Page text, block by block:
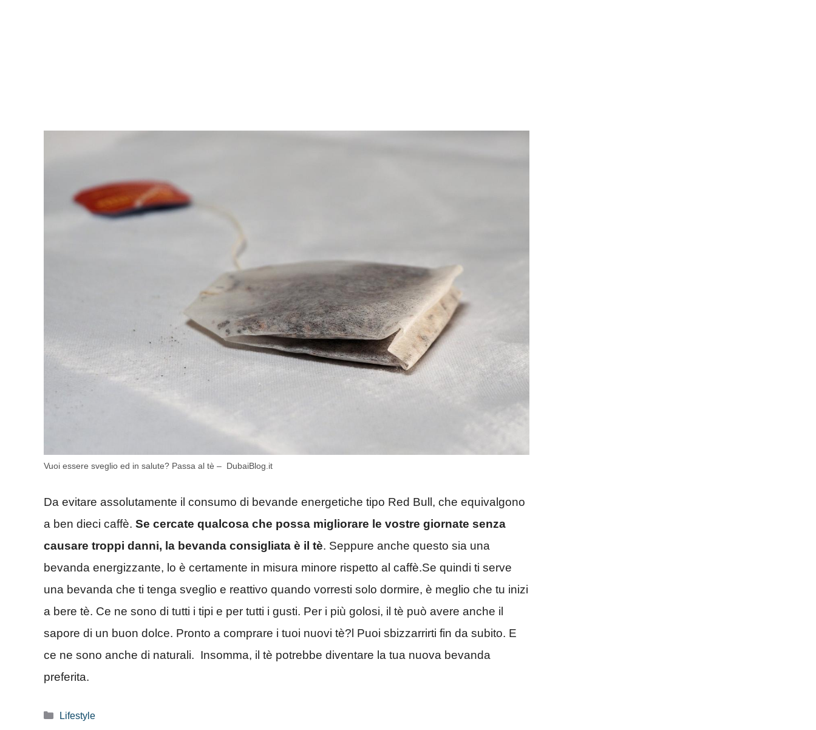
Vuoi essere sveglio ed in salute? Passa al tè – DubaiBlog.it
Da evitare assolutamente il consumo di bevande energetiche tipo Red Bull, che equivalgono
a ben dieci caffè. Se cercate qualcosa che possa migliorare le vostre giornate senza
causare troppi danni, la bevanda consigliata è il tè. Seppure anche questo sia una
bevanda energizzante, lo è certamente in misura minore rispetto al caffè.Se quindi ti serve
una bevanda che ti tenga sveglio e reattivo quando vorresti solo dormire, è meglio che tu inizi
a bere tè. Ce ne sono di tutti i tipi e per tutti i gusti. Per i più golosi, il tè può avere anche il
sapore di un buon dolce. Pronto a comprare i tuoi nuovi tè?l Puoi sbizzarrirti fin da subito. E
ce ne sono anche di naturali. Insomma, il tè potrebbe diventare la tua nuova bevanda
preferita.
Categorie
Lifestyle